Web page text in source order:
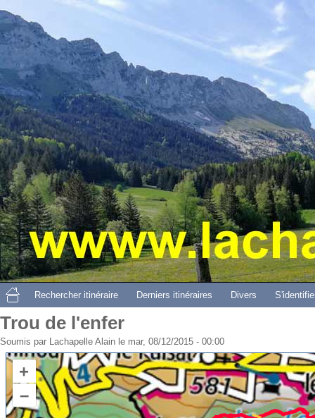
Aller
Trou de l'enfer
Soumis par Lachapelle Alain le mar, 08/12/2015 - 00:00
Rechercher itinéraire Derniers itinéraires Divers